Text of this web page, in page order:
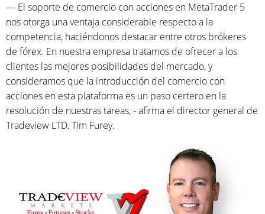
— El soporte de comercio con acciones en MetaTrader 5
nos otorga una ventaja considerable respecto a la
competencia, haciéndonos destacar entre otros brókeres
de fórex. En nuestra empresa tratamos de ofrecer a los
clientes las mejores posibilidades del mercado, y
consideramos que la introducción del comercio con
acciones en esta plataforma es un paso certero en la
resolución de nuestras tareas, - afirma el director general de
Tradeview LTD, Tim Furey.